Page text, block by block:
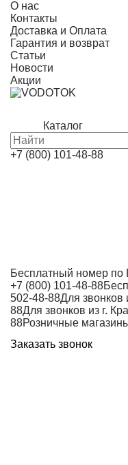
О нас
Контакты
Доставка и Оплата
Гарантия и возврат
Статьи
Новости
Акции
Каталог
+7 (800) 101-48-88
Бесплатный номер по
+7 (800) 101-48-88
502-48-88Для звонков
88Для звонков из г.
88Розничные
Заказать звонок